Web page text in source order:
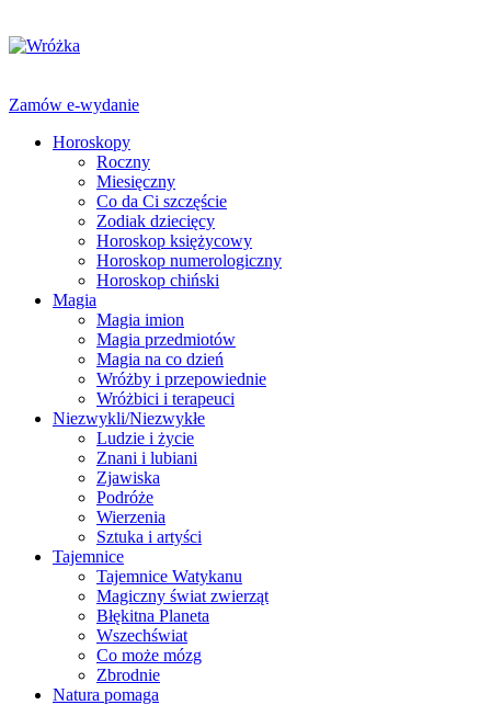
Zamów e-wydanie
Horoskopy
Roczny
Miesięczny
Co da Ci szczęście
Zodiak dziecięcy
Horoskop księżycowy
Horoskop numerologiczny
Horoskop chiński
Magia
Magia imion
Magia przedmiotów
Magia na co dzień
Wróżby i przepowiednie
Wróżbici i terapeuci
Niezwykli/Niezwykłe
Ludzie i życie
Znani i lubiani
Zjawiska
Podróże
Wierzenia
Sztuka i artyści
Tajemnice
Tajemnice Watykanu
Magiczny świat zwierząt
Błękitna Planeta
Wszechświat
Co może mózg
Zbrodnie
Natura pomaga